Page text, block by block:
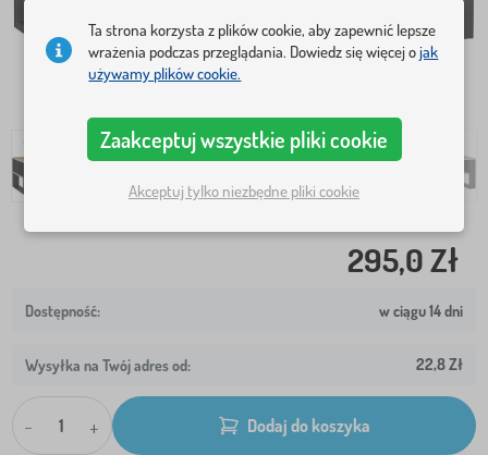
295,0 Zł
w ciągu 14 dni
Wysyłka na Twój adres od: 22,8 Zł
- + Dodaj do koszyka
Ta strona korzysta z plików cookie, aby zapewnić lepsze
wrażenia podczas przeglądania. Dowiedz się więcej ojak
używamy plików cookie.
Zaakceptuj wszystkie pliki cookie
Akceptuj tylko niezbędne pliki cookie